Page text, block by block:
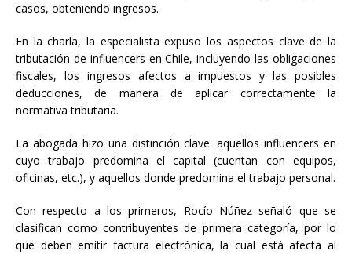
casos, obteniendo ingresos.
En la charla, la especialista expuso los aspectos clave de la
tributación de influencers en Chile, incluyendo las obligaciones
fiscales, los ingresos afectos a impuestos y las posibles
deducciones, de manera de aplicar correctamente la
normativa tributaria.
La abogada hizo una distinción clave: aquellos influencers en
cuyo trabajo predomina el capital (cuentan con equipos,
oficinas, etc.), y aquellos donde predomina el trabajo personal.
Con respecto a los primeros, Rocío Núñez señaló que se
clasifican como contribuyentes de primera categoría, por lo
que deben emitir factura electrónica, la cual está afecta al